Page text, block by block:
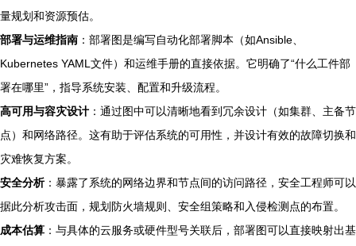
量规划和资源预估。
部署与运维指南 ：部署图是编写自动化部署脚本（如Ansible、
Kubernetes YAML文件）和运维手册的直接依据。它明确了“什么工件部
署在哪里”，指导系统安装、配置和升级流程。
高可用与容灾设计 ：通过图中可以清晰地看到冗余设计（如集群、主备节
点）和网络路径。这有助于评估系统的可用性，并设计有效的故障切换和
灾难恢复方案。
安全分析：暴露了系统的网络边界和节点间的访问路径，安全工程师可以
据此分析攻击面，规划防火墙规则、安全组策略和入侵检测点的布置。
成本估算 ：与具体的云服务或硬件型号关联后，部署图可以直接映射出基